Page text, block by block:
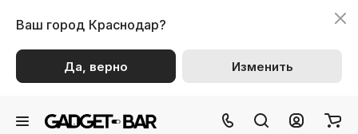
Ваш город Краснодар?
Да, верно Изменить